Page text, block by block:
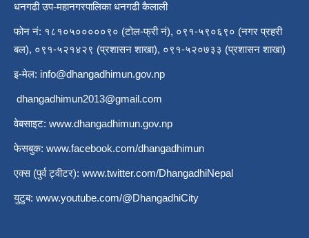
धनगढी उप-महानगरपालिका धनगढी कैलाली
फोन नं: १८१०५०००००९० (टोल-फ्री नं), ०९१-५९०६९० (नगर प्रहरी
बल), ०९१-५२१४२९ (प्रशासन शाखा), ०९१-५२०७३३ (प्रशासन शाखा)
इ-मेल: info@dhangadhimun.gov.np
dhangadhimun2013@gmail.com
वेबसाइट: www.dhangadhimun.gov.np
फेसबुक: www.facebook.com/dhangadhimun
एक्स (पुर्व ट्वीटर): www.twitter.com/DhangadhiNepal
युटुब: www.youtube.com/@DhangadhiCity